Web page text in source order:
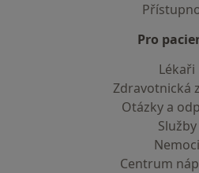
Pro
Lékaři
Zdravotnická
Otázky a
Služby
Nemoci
Centrum